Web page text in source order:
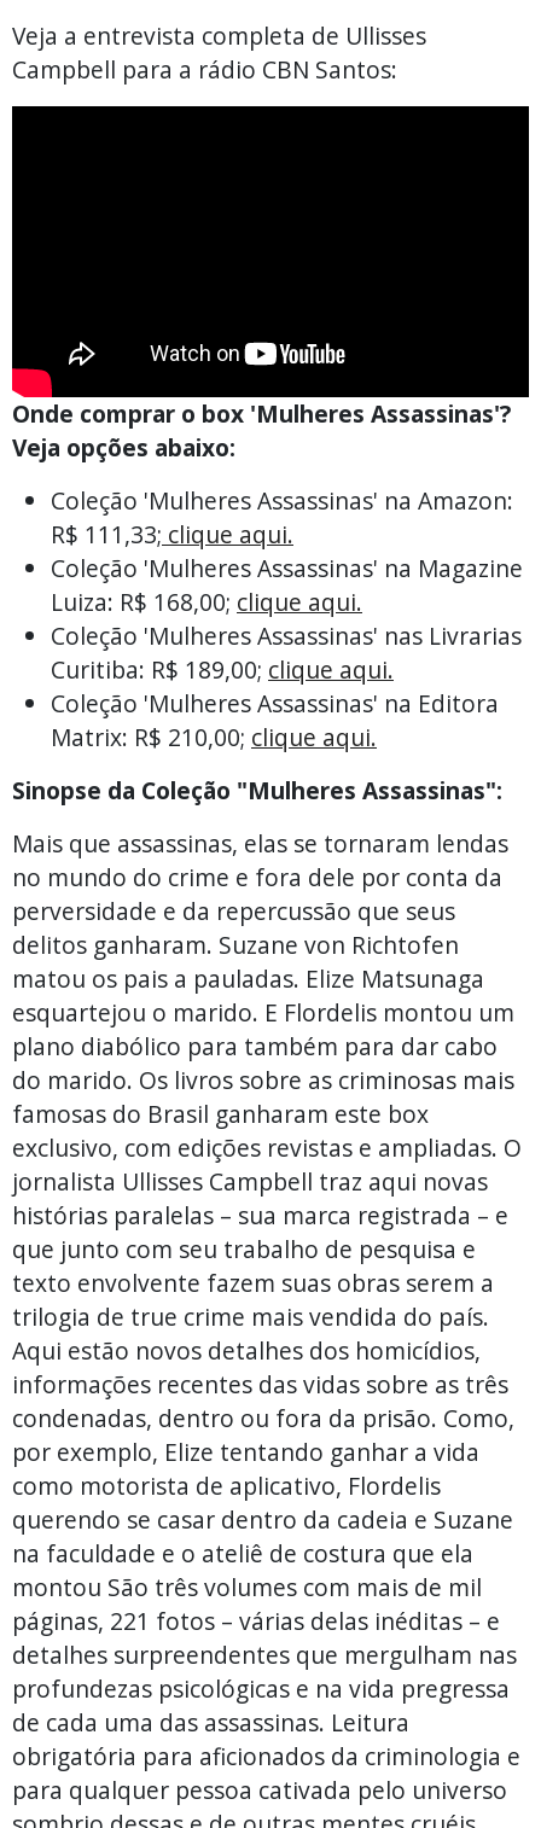
Veja a entrevista completa de Ullisses
Campbell para a rádio CBN Santos:
Onde comprar o box 'Mulheres Assassinas'?
Veja opções abaixo:
Coleção 'Mulheres Assassinas' na Amazon:
R$ 111,33; clique aqui.
Coleção 'Mulheres Assassinas' na Magazine
Luiza: R$ 168,00; clique aqui.
Coleção 'Mulheres Assassinas' nas Livrarias
Curitiba: R$ 189,00; clique aqui.
Coleção 'Mulheres Assassinas' na Editora
Matrix: R$ 210,00; clique aqui.
Sinopse da Coleção "Mulheres Assassinas":
Mais que assassinas, elas se tornaram lendas
no mundo do crime e fora dele por conta da
perversidade e da repercussão que seus
delitos ganharam. Suzane von Richtofen
matou os pais a pauladas. Elize Matsunaga
esquartejou o marido. E Flordelis montou um
plano diabólico para também para dar cabo
do marido. Os livros sobre as criminosas mais
famosas do Brasil ganharam este box
exclusivo, com edições revistas e ampliadas. O
jornalista Ullisses Campbell traz aqui novas
histórias paralelas – sua marca registrada – e
que junto com seu trabalho de pesquisa e
texto envolvente fazem suas obras serem a
trilogia de true crime mais vendida do país.
Aqui estão novos detalhes dos homicídios,
informações recentes das vidas sobre as três
condenadas, dentro ou fora da prisão. Como,
por exemplo, Elize tentando ganhar a vida
como motorista de aplicativo, Flordelis
querendo se casar dentro da cadeia e Suzane
na faculdade e o ateliê de costura que ela
montou São três volumes com mais de mil
páginas, 221 fotos – várias delas inéditas – e
detalhes surpreendentes que mergulham nas
profundezas psicológicas e na vida pregressa
de cada uma das assassinas. Leitura
obrigatória para aficionados da criminologia e
para qualquer pessoa cativada pelo universo